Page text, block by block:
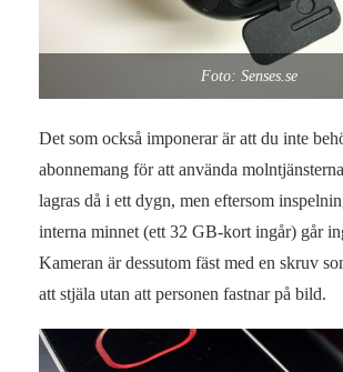
Foto: Senses.se
Det som också imponerar är att du inte
abonnemang för att använda
lagras då i ett dygn, men eftersom
interna minnet (ett 32 GB-kort ingår) går
Kameran är dessutom fäst med en skruv
att stjäla utan att personen fastnar på bild.